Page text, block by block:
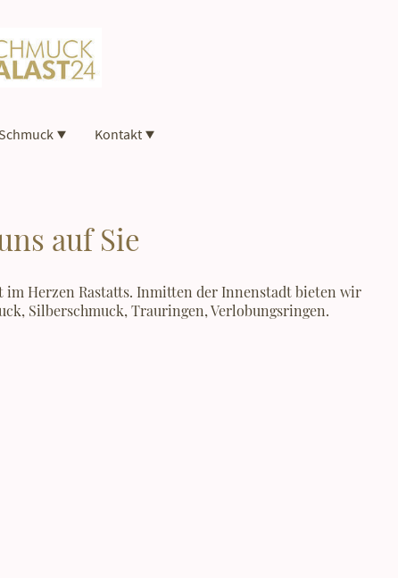
Schmuck Kontakt
auf Sie
Herzen Rastatts. Inmitten der Innenstadt bieten wir
Silberschmuck, Trauringen, Verlobungsringen.